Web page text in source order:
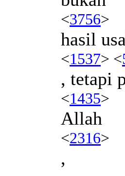
<3756>
hasil
<1537> <
, tetapi
<1435>
Allah
<2316>
,